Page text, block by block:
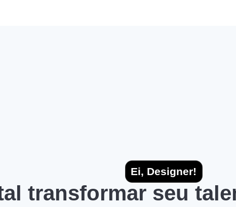
Ei, Designer!
transformar seu